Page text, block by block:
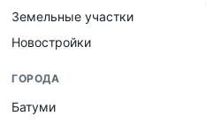
Земельные участки
Новостройки
ГОРОДА
Батуми